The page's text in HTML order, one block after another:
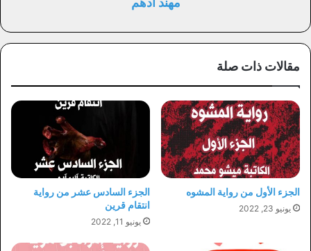
مقالات ذات صلة
الجزء الأول من رواية المشوه
يونيو 23, 2022
الجزء السادس عشر من رواية
انتقام قرين
يونيو 11, 2022